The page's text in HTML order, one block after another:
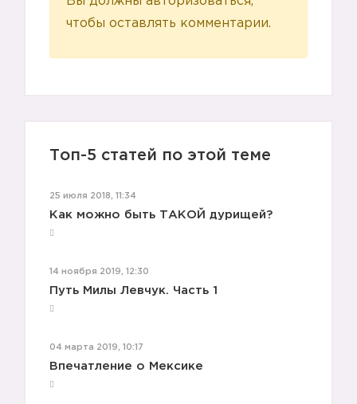
чтобы оставлять комментарии.
Топ-5 статей по этой теме
25 июля 2018, 11:34
Как можно быть ТАКОЙ дурищей?
14 ноября 2019, 12:30
Путь Милы Левчук. Часть 1
04 марта 2019, 10:17
Впечатление о Мексике